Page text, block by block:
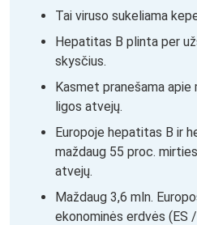
Tai viruso sukeliama
Hepatitas B plinta per
skysčius.
Kasmet pranešama apie
ligos atvejų.
Europoje hepatitas B ir
maždaug 55 proc.
atvejų.
Maždaug 3,6 mln.
ekonominės erdvės (ES